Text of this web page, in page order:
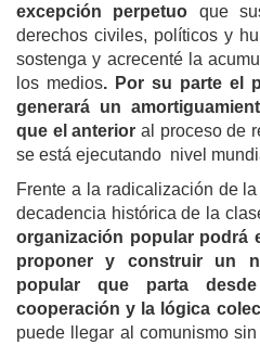
excepción perpetuo que
derechos civiles, políticos y
sostenga y acrecenté la
los medios. Por su parte el
generará un
que el anterior al proceso de
se está ejecutando nivel
Frente a la radicalización de
decadencia histórica de la
organización popular podrá
proponer y construir un
popular que parta
cooperación y la lógica
puede llegar al comunismo